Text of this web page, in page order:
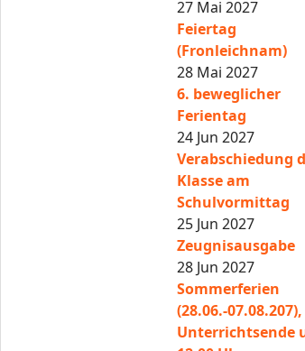
27 Mai 2027
Feiertag
(Fronleichnam)
28 Mai 2027
6. beweglicher
Ferientag
24 Jun 2027
Verabschiedung
Klasse am
Schulvormittag
25 Jun 2027
Zeugnisausgabe
28 Jun 2027
Sommerferien
(28.06.-07.08.207),
Unterrichtsende